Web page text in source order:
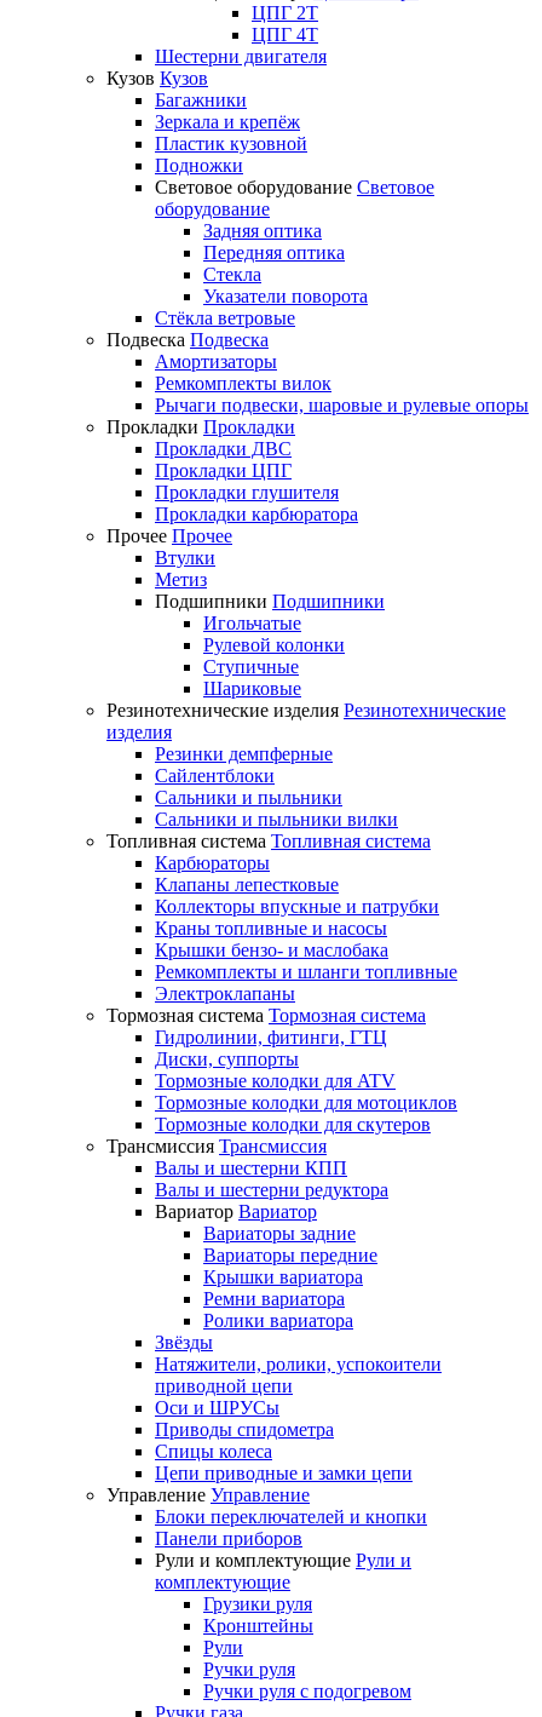
ЦПГ 2T
ЦПГ 4T
Шестерни двигателя
Кузов Кузов
Багажники
Зеркала и крепёж
Пластик кузовной
Подножки
Световое оборудование Световое
оборудование
Задняя оптика
Передняя оптика
Стекла
Указатели поворота
Стёкла ветровые
Подвеска Подвеска
Амортизаторы
Ремкомплекты вилок
Рычаги подвески, шаровые и рулевые опоры
Прокладки Прокладки
Прокладки ДВС
Прокладки ЦПГ
Прокладки глушителя
Прокладки карбюратора
Прочее Прочее
Втулки
Метиз
Подшипники Подшипники
Игольчатые
Рулевой колонки
Ступичные
Шариковые
Резинотехнические изделия Резинотехнические
изделия
Резинки демпферные
Сайлентблоки
Сальники и пыльники
Сальники и пыльники вилки
Топливная система Топливная система
Карбюраторы
Клапаны лепестковые
Коллекторы впускные и патрубки
Краны топливные и насосы
Крышки бензо- и маслобака
Ремкомплекты и шланги топливные
Электроклапаны
Тормозная система Тормозная система
Гидролинии, фитинги, ГТЦ
Диски, суппорты
Тормозные колодки для ATV
Тормозные колодки для мотоциклов
Тормозные колодки для скутеров
Трансмиссия Трансмиссия
Валы и шестерни КПП
Валы и шестерни редуктора
Вариатор Вариатор
Вариаторы задние
Вариаторы передние
Крышки вариатора
Ремни вариатора
Ролики вариатора
Звёзды
Натяжители, ролики, успокоители
приводной цепи
Оси и ШРУСы
Приводы спидометра
Спицы колеса
Цепи приводные и замки цепи
Управление Управление
Блоки переключателей и кнопки
Панели приборов
Рули и комплектующие Рули и
комплектующие
Грузики руля
Кронштейны
Рули
Ручки руля
Ручки руля с подогревом
Ручки газа